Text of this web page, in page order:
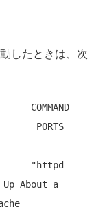
したときは、次
COMMAND
PORTS
"httpd-
About a